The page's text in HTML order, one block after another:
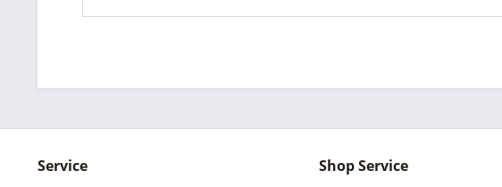
Service Shop Service